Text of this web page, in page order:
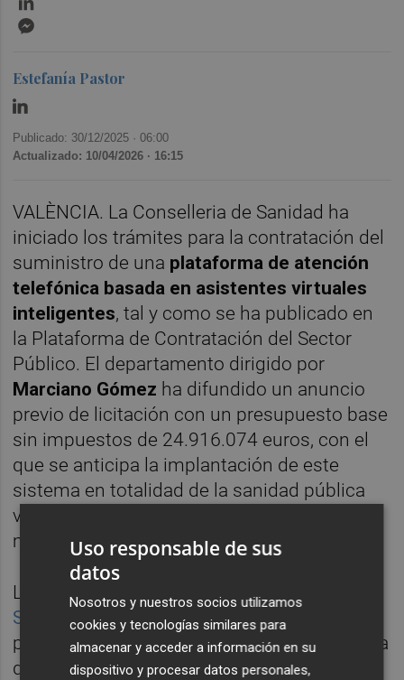
Estefanía Pastor
Publicado: 30/12/2025 ·06:00
Actualizado: 10/04/2026 · 16:15
VALÈNCIA. La Conselleria de Sanidad ha
iniciado los trámites para la contratación del
suministro de una plataforma de atención
telefónica basada en asistentes virtuales
inteligentes, tal y como se ha publicado en
la Plataforma de Contratación del Sector
Público. El departamento dirigido por
Marciano Gómez ha difundido un anuncio
previo de licitación con un presupuesto base
sin impuestos de 24.916.074 euros, con el
que se anticipa la implantación de este
sistema en totalidad de la sanidad pública
valenciana. Un concurso del que, por el
momento, no hay más detalles.
La iniciativa se enmarca en la
Salud Digital de la Comunitat Valenciana
presentó Sanidad en octubre de 2024, y en la
que prevé una inversión de 235 millones de
Uso responsable de sus
datos
Nosotros y nuestros socios utilizamos
cookies y tecnologías similares para
almacenar y acceder a información en su
dispositivo y procesar datos personales,